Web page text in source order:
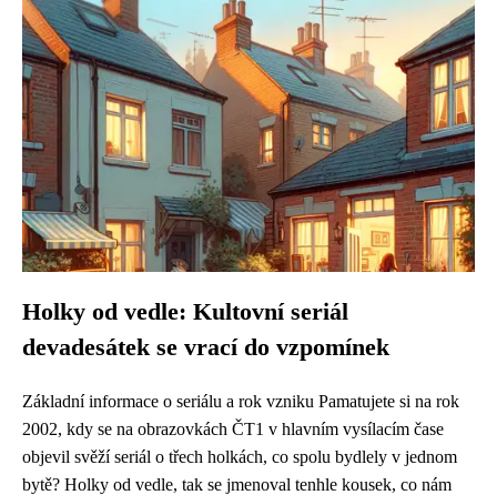
Holky od vedle: Kultovní seriál
devadesátek se vrací do vzpomínek
Základní informace o seriálu a rok vzniku Pamatujete si na rok
2002, kdy se na obrazovkách ČT1 v hlavním vysílacím čase
objevil svěží seriál o třech holkách, co spolu bydlely v jednom
bytě? Holky od vedle, tak se jmenoval tenhle kousek, co nám